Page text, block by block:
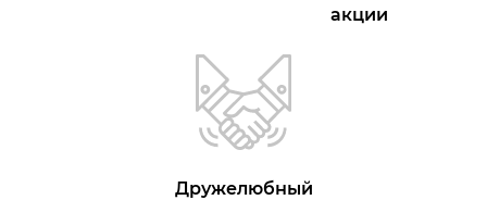
акции
Дружелюбный